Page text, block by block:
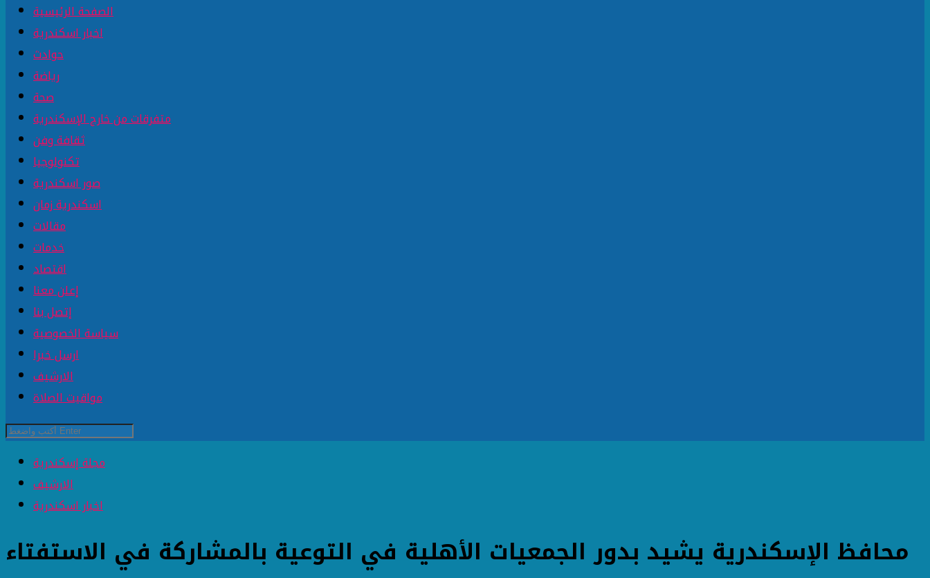
الصفحة الرئيسية
اخبار اسكندرية
حوادث
رياضة
صحة
متفرقات من خارج الإسكندرية
ثقافة وفن
تكنولوجيا
صور اسكندرية
اسكندرية زمان
مقالات
خدمات
اقتصاد
إعلن معنا
إتصل بنا
سياسة الخصوصية
ارسل خبرا
الارشيف
مواقيت الصلاة
مجلة إسكندرية
الارشيف
اخبار اسكندرية
محافظ الإسكندرية يشيد بدور الجمعيات الأهلية في التوعية بالمشاركة في الاستفتاء